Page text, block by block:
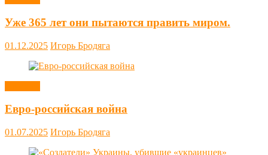
Уже 365 лет они пытаются править миром.
01.12.2025 Игорь Бродяга
Евро-российская война
01.07.2025 Игорь Бродяга